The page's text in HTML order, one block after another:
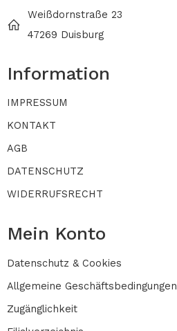
Weißdornstraße 23
47269 Duisburg
Information
IMPRESSUM
KONTAKT
AGB
DATENSCHUTZ
WIDERRUFSRECHT
Mein Konto
Datenschutz & Cookies
Allgemeine Geschäftsbedingungen
Zugänglichkeit